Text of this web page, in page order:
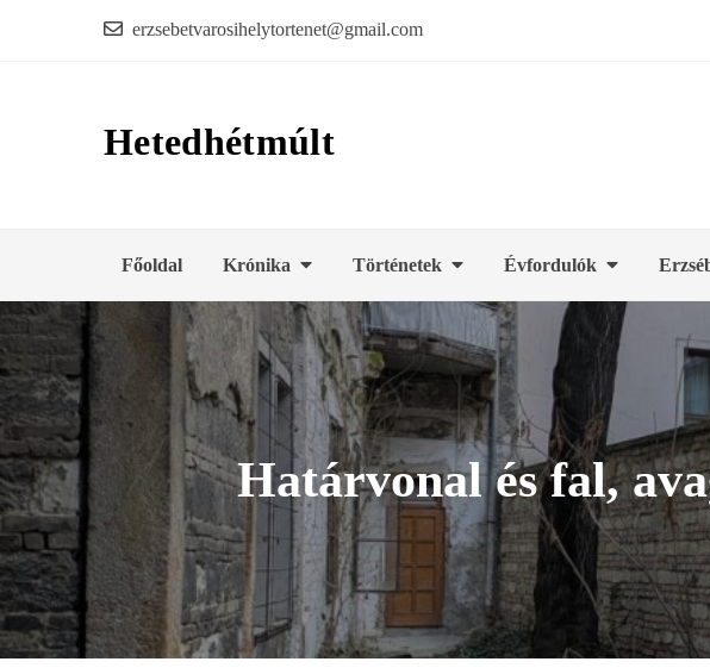
erzsebetvarosihelytortenet@gmail.com
Hetedhétmúlt
Főoldal Krónika Történetek Évfordulók
Határvonal és fal,